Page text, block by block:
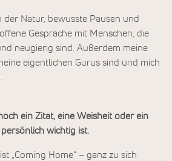
der Natur, bewusste Pausen und
Gespräche mit Menschen, die
neugierig sind. Außerdem meine
eigentlichen Gurus sind und mich
ein Zitat, eine Weisheit oder ein
wichtig ist.
„Coming Home“ – ganz zu sich